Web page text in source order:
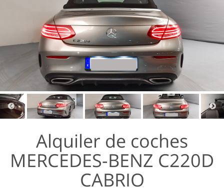
Alquiler de coches
MERCEDES-BENZ C220D
CABRIO